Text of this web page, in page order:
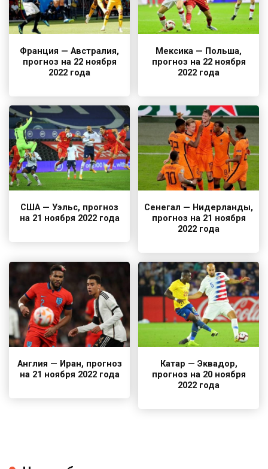
Франция — Австралия,
прогноз на 22 ноября
2022 года
Мексика — Польша,
прогноз на 22 ноября
2022 года
США — Уэльс, прогноз
на 21 ноября 2022 года
Сенегал — Нидерланды,
прогноз на 21 ноября
2022 года
Англия — Иран, прогноз
на 21 ноября 2022 года
Катар — Эквадор,
прогноз на 20 ноября
2022 года